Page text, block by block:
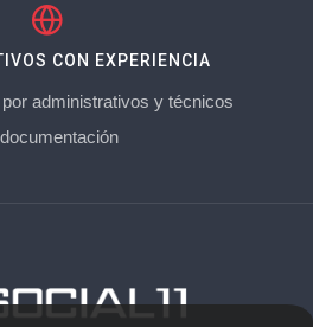
CON EXPERIENCIA
administrativos y técnicos